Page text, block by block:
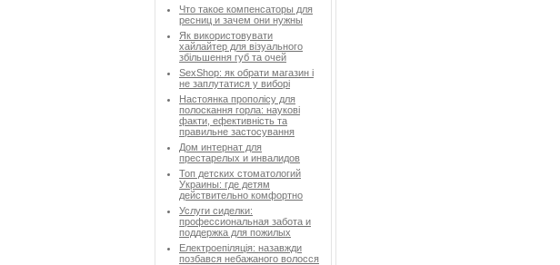
Что такое компенсаторы для
ресниц и зачем они нужны
Як використовувати
хайлайтер для візуального
збільшення губ та очей
SexShop: як обрати магазин і
не заплутатися у виборі
Настоянка прополісу для
полоскання горла: наукові
факти, ефективність та
правильне застосування
Дом интернат для
престарелых и инвалидов
Топ детских стоматологий
Украины: где детям
действительно комфортно
Услуги сиделки:
профессиональная забота и
поддержка для пожилых
Електроепіляція: назавжди
позбався небажаного волосся